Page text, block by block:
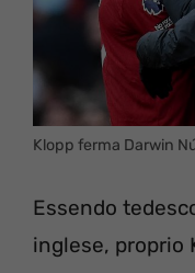
Klopp ferma Darwin
Essendo
inglese, proprio